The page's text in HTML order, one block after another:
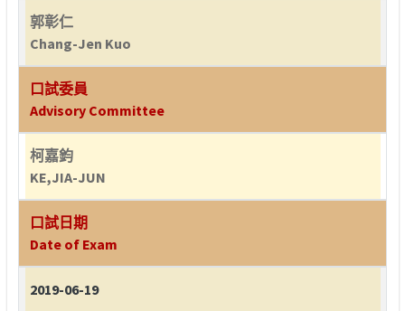
郭彰仁
Chang-Jen Kuo
口試委員
Advisory Committee
柯嘉鈞
KE,JIA-JUN
口試日期
Date of Exam
2019-06-19